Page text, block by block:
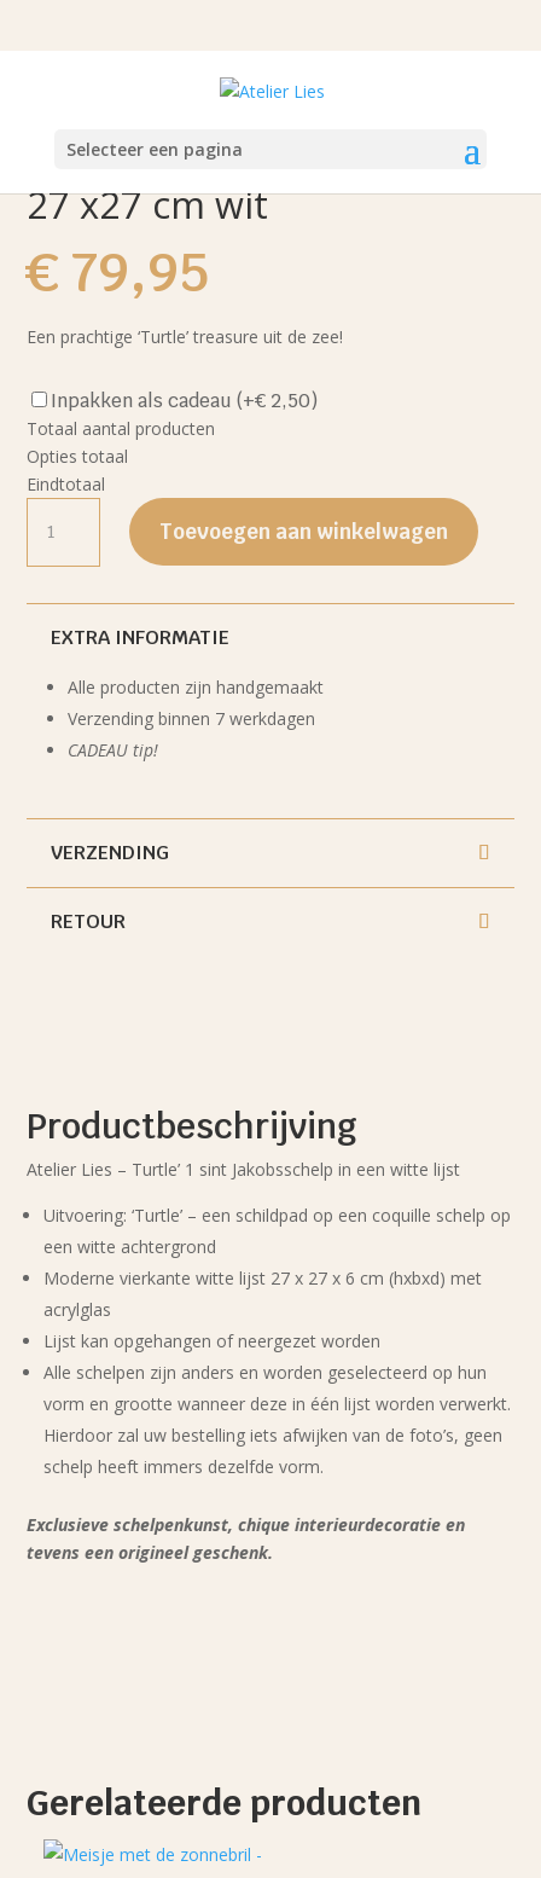
Selecteer een pagina
Turtle – Sint Jakobsschelp
27 x27 cm wit
€79,95
Een prachtige ‘Turtle’ treasure uit de zee!
Inpakken als cadeau (+€ 2,50)
Totaal aantal producten
Opties totaal
Eindtotaal
Turtle
Sint
Jakobsschelp
wit
aantal
Toevoegen aan winkelwagen
EXTRA INFORMATIE
Alle producten zijn handgemaakt
Verzending binnen 7 werkdagen
CADEAU tip!
VERZENDING
RETOUR
Productbeschrijving
Atelier Lies – Turtle’ 1 sint Jakobsschelp in een witte lijst
Uitvoering: ‘Turtle’ – een schildpad op een coquille schelp op
een witte achtergrond
Moderne vierkante witte lijst 27 x 27 x 6 cm (hxbxd) met
acrylglas
Lijst kan opgehangen of neergezet worden
Alle schelpen zijn anders en worden geselecteerd op hun
vorm en grootte wanneer deze in één lijst worden verwerkt.
Hierdoor zal uw bestelling iets afwijken van de foto’s, geen
schelp heeft immers dezelfde vorm.
Exclusieve schelpenkunst, chique interieurdecoratie en
tevens een origineel geschenk.
Gerelateerde producten